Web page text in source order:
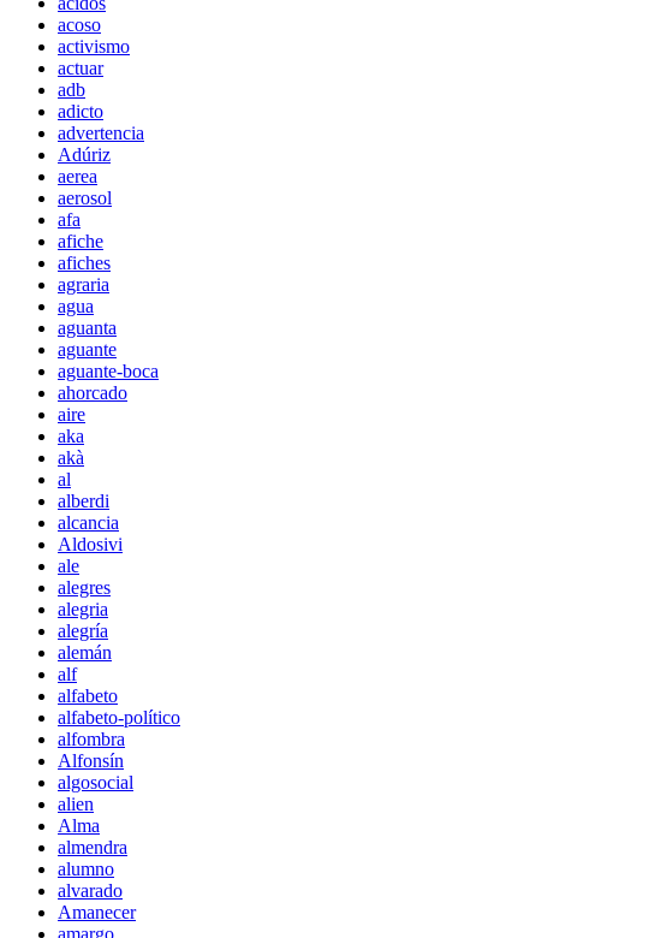
acoso
activismo
actuar
adb
adicto
advertencia
Adúriz
aerea
aerosol
afa
afiche
afiches
agraria
agua
aguanta
aguante
aguante-boca
ahorcado
aire
aka
akà
al
alberdi
alcancia
Aldosivi
ale
alegres
alegria
alegría
alemán
alf
alfabeto
alfabeto-político
alfombra
Alfonsín
algosocial
alien
Alma
almendra
alumno
alvarado
Amanecer